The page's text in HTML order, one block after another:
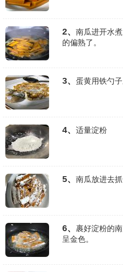
2、
南瓜进开水
的偏熟了。
3、 蛋黄用铁勺
4、 适量淀粉
5、 南瓜放进去
6、
裹好淀粉的
呈金色。